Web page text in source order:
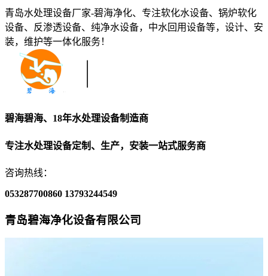
青岛水处理设备厂家-碧海净化、专注软化水设备、锅炉软化
设备、反渗透设备、纯净水设备，中水回用设备等，设计、安
装，维护等一体化服务！
碧海碧海、18年水处理设备制造商
专注水处理设备定制、生产，安装一站式服务商
咨询热线：
053287700860 13793244549
青岛碧海净化设备有限公司